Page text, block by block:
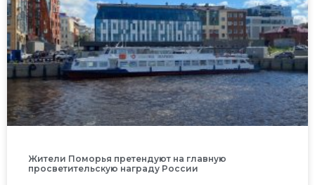
Жители Поморья претендуют на главную
просветительскую награду России